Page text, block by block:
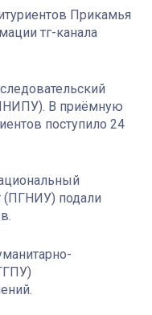
Прикамья
тг-канала
В приёмную
поступило 24
(ПГНИУ) подали